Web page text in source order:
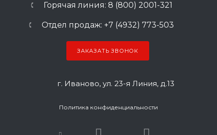
Горячая линия: 8 (800) 2001-321
Отдел продаж: +7 (4932) 773-503
ЗАКАЗАТЬ ЗВОНОК
г. Иваново, ул. 23-я Линия, д.13
Политика конфиденциальности